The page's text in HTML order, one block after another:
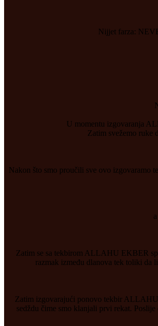
Nijjet farza:
U momentu izgovaranja
Zatim svežemo ruke
Nakon što smo proučili sve ovo izgovaramo
Zatim se sa tekbirom ALLAHU EKBER
razmak između dlanova tek toliki da
Zatim izgovarajući ponovo tekbir ALLAHU
sedždu čime smo klanjali prvi rekat.